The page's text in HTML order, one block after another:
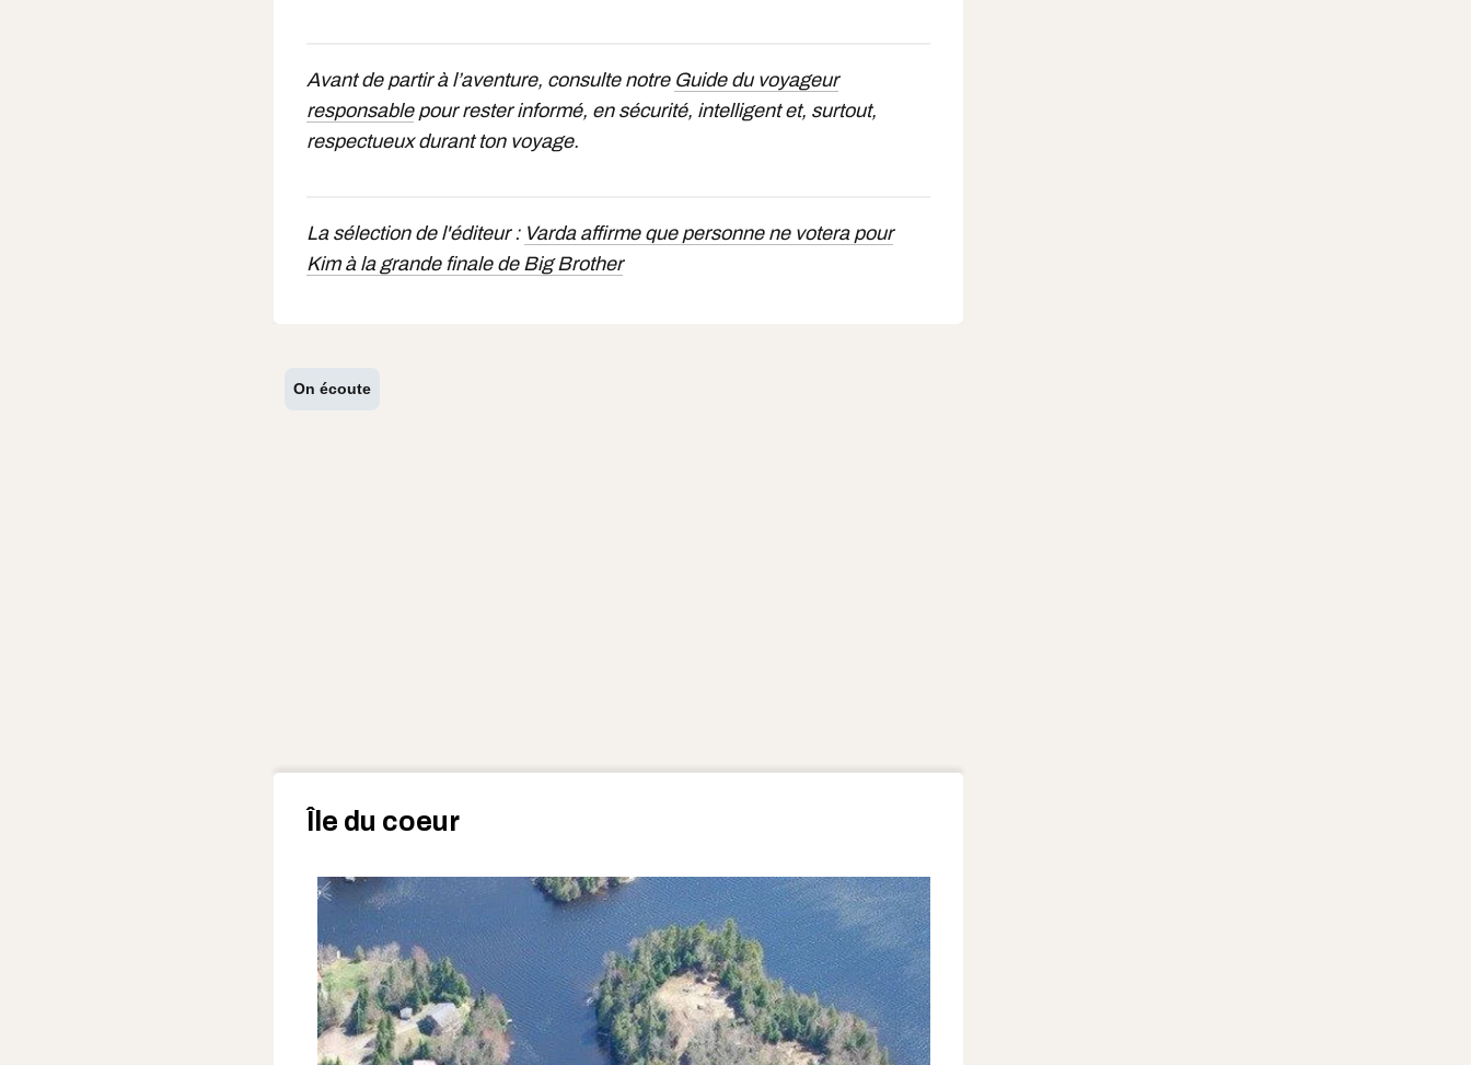
Avant de partir à l’aventure, consulte notre Guide du voyageur
responsablepour rester informé, en sécurité, intelligent et, surtout,
respectueux durant ton voyage.
La sélection de l'éditeur : Varda affirme que personne ne votera pour
Kim à la grande finale de Big Brother
On écoute
Île du coeur